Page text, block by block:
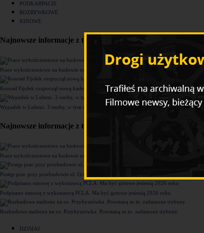
PODKARPACIE
ROZRYWKOWE
KINOWE
Najnowsze informacje z tego działu
Prace wykończeniowe na budowie nowego komisariatu Policji w Rzeszowie [ZDJĘCIA]
Konrad Fijołek rozpoczął nową kadencję. "Chcę rozwijać 4 filary funkcjonowania miasta"
Wypadek w Lubeni. 3 osoby, w tym dziecko trafiły do szpitala
Najnowsze informacje z tego działu
Prace wykończeniowe na budowie nowego komisariatu Policji w Rzeszowie [ZDJĘCIA]
Postęp prac przy przebudowie ul. Grunwaldzkiej [ZDJĘCIA]
Podpisano umowę z wykonawcą PCLA. Ma być gotowe jesienią 2026 roku
Rozbudowa stadionu na os. Przybyszówka. Powstaną m.in. zadaszone trybuny
DZISIAJ